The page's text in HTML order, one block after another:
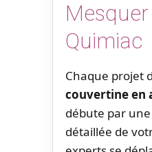
Quimiac
Chaque projet
couvertine en
débute par
détaillée de